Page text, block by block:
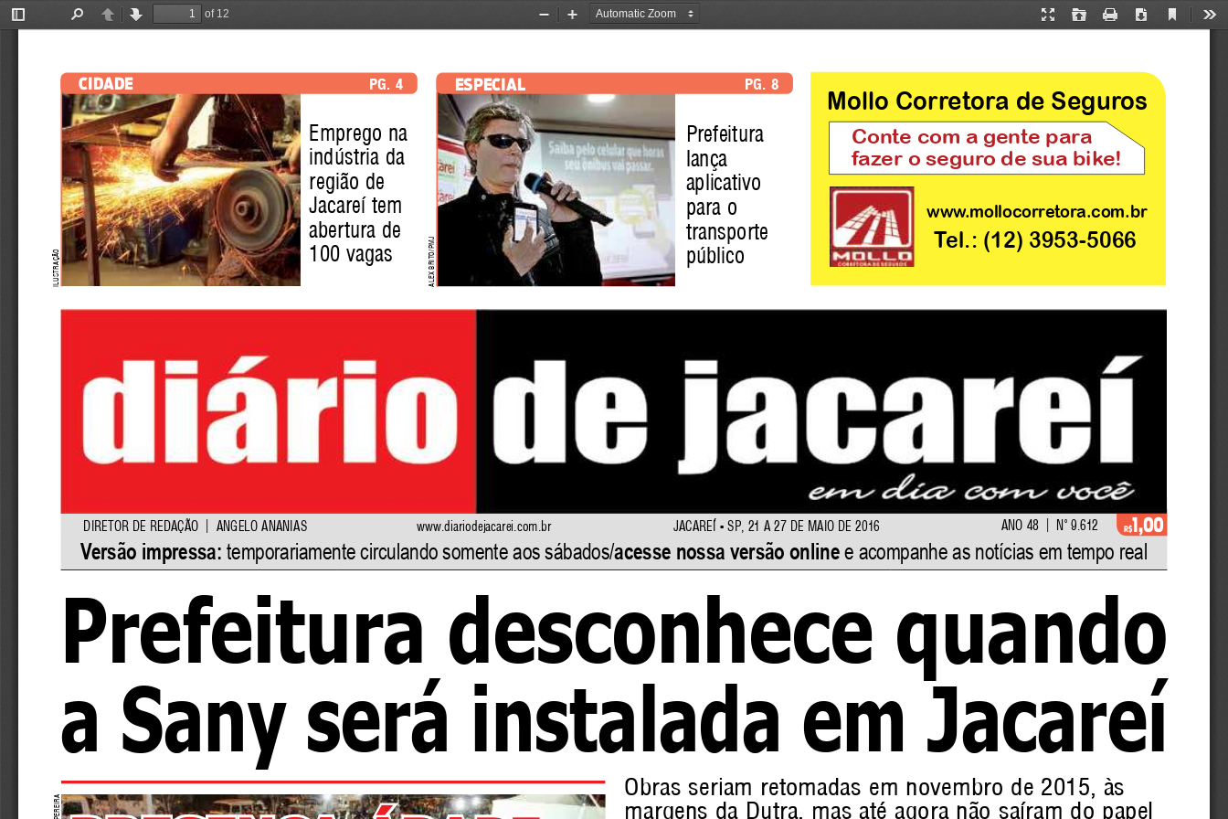
Toggle
PreviousNext
of 12
Presentation
Open Print Download
Current
Zoom
Zoom
www.diariodejacarei.com.br ano 48 | n° 9.612
Jacareí - SP, 21 a 27 de maio de 2016 R$1,00
diretor de redação | angelo ananiaS
Versão impressa: temporariamente circulando somente aos sábados/acesse nossa versão online e acompanhe as notícias em tempo real
Mollo Corretora de Seguros
Tel.: (12) 3953-5066
www.mollocorretora.com.br
Conte com a gente para
fazer o seguro de sua bike!
emprego na
indústria da
região de
Jacareí tem
abertura de
100 vagas
Prefeitura
lança
aplicativo
para o
transporte
público
cidade especial
pg. 4 pg. 8
lu
S
tração
Prefeitura desconhece quando
a Sany será instalada em Jacareí
obras seriam retomadas em novembro de 2015, às
margens da dutra, mas até agora não saíram do papel
a
lex Brito/P
m
J